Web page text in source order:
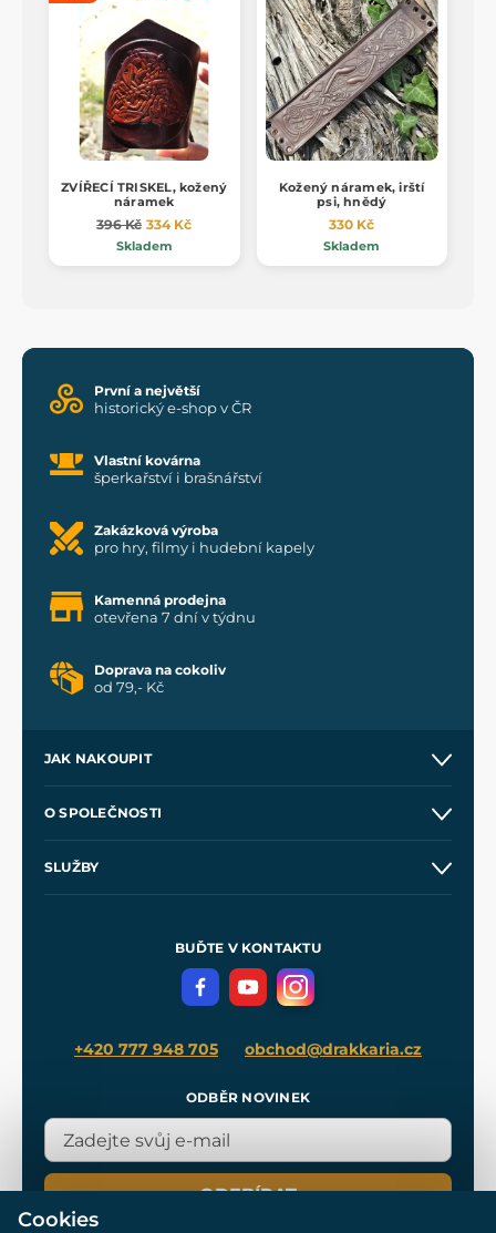
ZVÍŘECÍ TRISKEL, kožený
náramek
396 Kč 334 Kč
Skladem
Kožený náramek, irští
psi, hnědý
330 Kč
Skladem
První a největší
historický e-shop v ČR
Vlastní kovárna
šperkařství i brašnářství
Zakázková výroba
pro hry, filmy i hudební kapely
Kamenná prodejna
otevřena 7 dní v týdnu
Doprava na cokoliv
od 79,- Kč
JAK NAKOUPIT
Velkoobchod
O SPOLEČNOSTI
SLUŽBY
Meče pro Kingdom Come
BUĎTE V KONTAKTU
+420 777 948 705 obchod@drakkaria.cz
ODBĚR NOVINEK
ODEBÍRAT
Cookies